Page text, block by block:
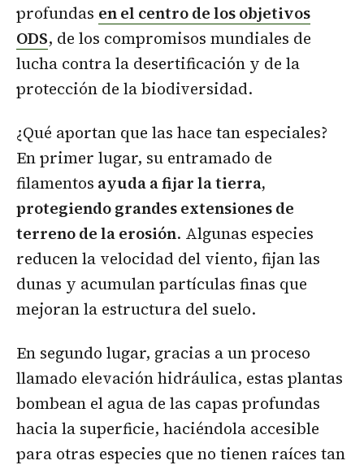
profundas en el centro de los objetivos
ODS, de los compromisos mundiales de
lucha contra la desertificación y de la
protección de la biodiversidad.
¿Qué aportan que las hace tan especiales?
En primer lugar, su entramado de
filamentos ayuda a fijar la tierra,
protegiendo grandes extensiones de
terreno de la erosión. Algunas especies
reducen la velocidad del viento, fijan las
dunas y acumulan partículas finas que
mejoran la estructura del suelo.
En segundo lugar, gracias a un proceso
llamado elevación hidráulica, estas plantas
bombean el agua de las capas profundas
hacia la superficie, haciéndola accesible
para otras especies que no tienen raíces tan